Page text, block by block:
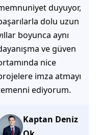
ön
tutan
ilgili
ve
hizmet
sayesinde
başarılı bir ekip